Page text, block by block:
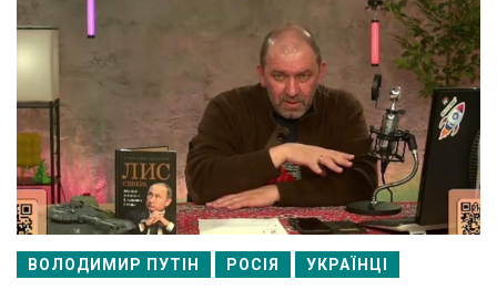
ВОЛОДИМИР ПУТІН РОСІЯ УКРАЇНЦІ